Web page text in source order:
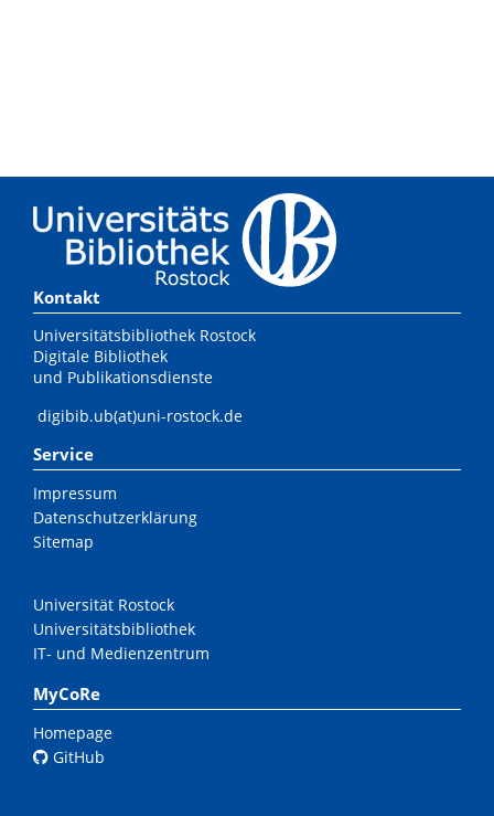
Kontakt
Universitätsbibliothek Rostock
Digitale Bibliothek
und Publikationsdienste
digibib.ub(at)uni-rostock.de
Service
Impressum
Datenschutzerklärung
Sitemap
Universität Rostock
Universitätsbibliothek
IT- und Medienzentrum
MyCoRe
Homepage
GitHub